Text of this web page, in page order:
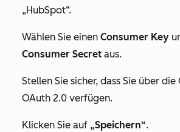
„HubSpot“.
Wählen Sie einen Consumer Key
Consumer Secret aus.
Stellen Sie sicher, dass Sie über
OAuth 2.0 verfügen.
Klicken Sie auf „Speichern“.